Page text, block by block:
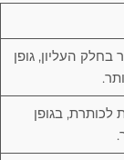
בחלק העליון, גופן
לכותרת, בגופן